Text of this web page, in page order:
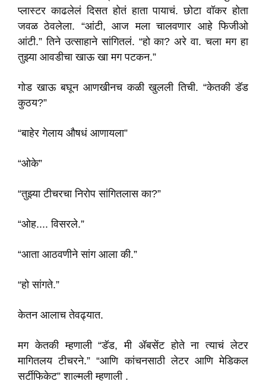
प्लास्टर काढलेलं दिसत होतं हाता पायाचं. छोटा वॉकर होता
जवळ ठेवलेला. “आंटी, आज मला चालवणार आहे फिजीओ
आंटी.” तिने उत्साहाने सांगितलं. “हो का? अरे वा. चला मग हा
तुझ्या आवडीचा खाऊ खा मग पटकन.”
गोड खाऊ बघून आणखीनच कळी खुलली तिची. “केतकी डॅड
कुठय?”
“बाहेर गेलाय औषधं आणायला”
“ओके”
“तुझ्या टीचरचा निरोप सांगितलास का?”
“ओह.... विसरले.”
“आता आठवणीने सांग आला की.”
“हो सांगते.”
केतन आलाच तेवढ्यात.
मग केतकी म्हणाली “डॅड, मी ॲबसेंट होते ना त्याचं लेटर
मागितलय टीचरने.” “आणि कांचनसाठी लेटर आणि मेडिकल
सर्टीफिकेट” शाल्मली म्हणाली .